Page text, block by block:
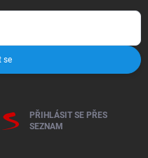
se
PŘIHLÁSIT SE PŘES
SEZNAM